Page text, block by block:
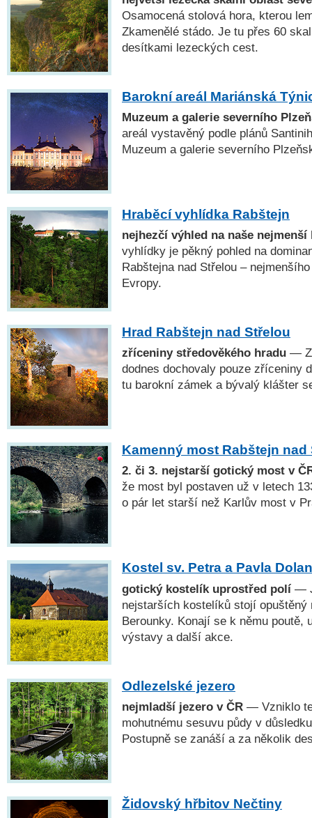
Osamocená stolová hora, kterou
Zkamenělé stádo. Je tu přes 60
desítkami lezeckých cest.
Barokní areál Mariánská
Muzeum a galerie severního
areál vystavěný podle plánů
Muzeum a galerie severního
Hraběcí vyhlídka Rabštejn
nejhezčí výhled na naše
vyhlídky je pěkný pohled na
Rabštejna nad Střelou –
Evropy.
Hrad Rabštejn nad Střelou
zříceniny středověkého hradu — Z
dodnes dochovaly pouze zříceniny
tu barokní zámek a bývalý klášter
Kamenný most Rabštejn nad
2. či 3. nejstarší gotický most v
že most byl postaven už v letech
o pár let starší než Karlův most v
Kostel sv. Petra a Pavla
gotický kostelík uprostřed polí —
nejstarších kostelíků stojí opuštěný
Berounky. Konají se k němu poutě,
výstavy a další akce.
Odlezelské jezero
nejmladší jezero v ČR — Vzniklo
mohutnému sesuvu půdy v
Postupně se zanáší a za několik
Židovský hřbitov Nečtiny